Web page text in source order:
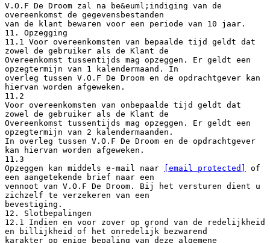
[email protected]
of
een aangetekende brief naar een
vennoot van V.O.F De Droom. Bij het versturen dient u
zichzelf te verzekeren van een
bevestiging.
12. Slotbepalingen
12.1 Indien en voor zover op grond van de redelijkheid
en billijkheid of het onredelijk bezwarend
karakter op enige bepaling van deze algemene